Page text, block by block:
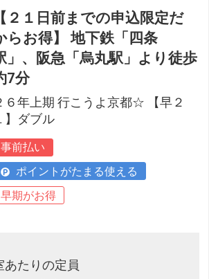
【２１日前までの申込限定だ
らお得】 地下鉄「四条
」、阪急「烏丸駅」より徒歩
7分
６年上期 行こうよ京都☆ 【早２
】ダブル
事前払い
ポイントがたまる使える
早期がお得
たりの定員